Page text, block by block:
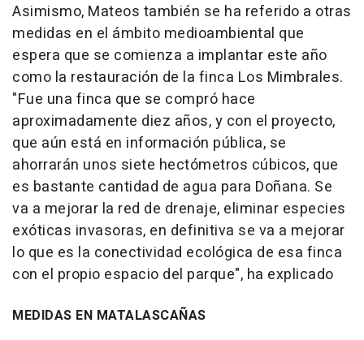
Asimismo, Mateos también se ha referido a otras
medidas en el ámbito medioambiental que
espera que se comienza a implantar este año
como la restauración de la finca Los Mimbrales.
"Fue una finca que se compró hace
aproximadamente diez años, y con el proyecto,
que aún está en información pública, se
ahorrarán unos siete hectómetros cúbicos, que
es bastante cantidad de agua para Doñana. Se
va a mejorar la red de drenaje, eliminar especies
exóticas invasoras, en definitiva se va a mejorar
lo que es la conectividad ecológica de esa finca
con el propio espacio del parque", ha explicado
MEDIDAS EN MATALASCAÑAS